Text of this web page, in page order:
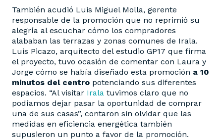
También acudió Luis Miguel Molla, gerente
responsable de la promoción que no reprimió su
alegría al escuchar cómo los compradores
alababan las terrazas y zonas comunes de Irala.
Luis Picazo, arquitecto del estudio GP17 que firma
el proyecto, tuvo ocasión de comentar con Laura y
Jorge cómo se había diseñado esta promoción a 10
minutos del centro potenciando sus diferentes
espacios. “Al visitar Irala tuvimos claro que no
podíamos dejar pasar la oportunidad de comprar
una de sus casas”, contaron sin olvidar que las
medidas en eficiencia energética también
supusieron un punto a favor de la promoción.